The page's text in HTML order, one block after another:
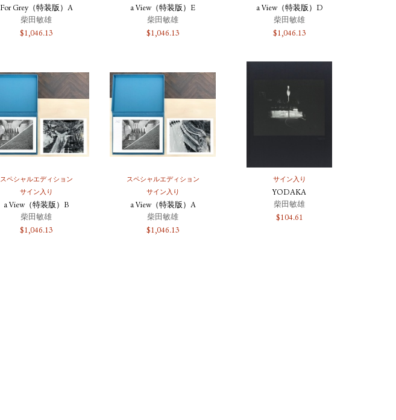
For Grey（特装版）A
柴田敏雄
$1,046.13
a View（特装版）E
柴田敏雄
$1,046.13
a View（特装版）D
柴田敏雄
$1,046.13
スペシャルエディション
サイン入り
a View（特装版）B
柴田敏雄
$1,046.13
スペシャルエディション
サイン入り
a View（特装版）A
柴田敏雄
$1,046.13
サイン入り
YODAKA
柴田敏雄
$104.61